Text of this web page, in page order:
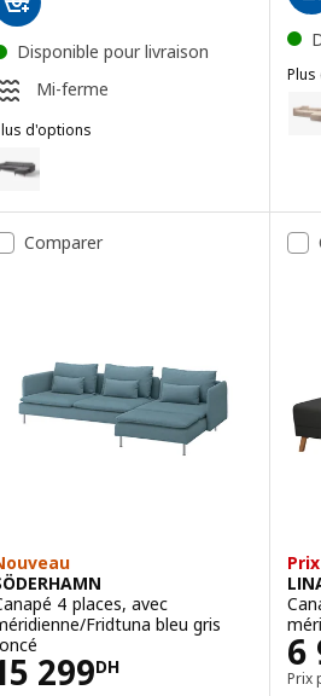
Disponible pour livraison
Mi-ferme
d'options
: LANDSKRONA, Canapé 4
: LANDSKRONA, Canapé 4
: LANDSKRONA, Canapé 4
Comparer
4 places, avec
Fridtuna bleu gris
299DH
15299DH 6
Prix